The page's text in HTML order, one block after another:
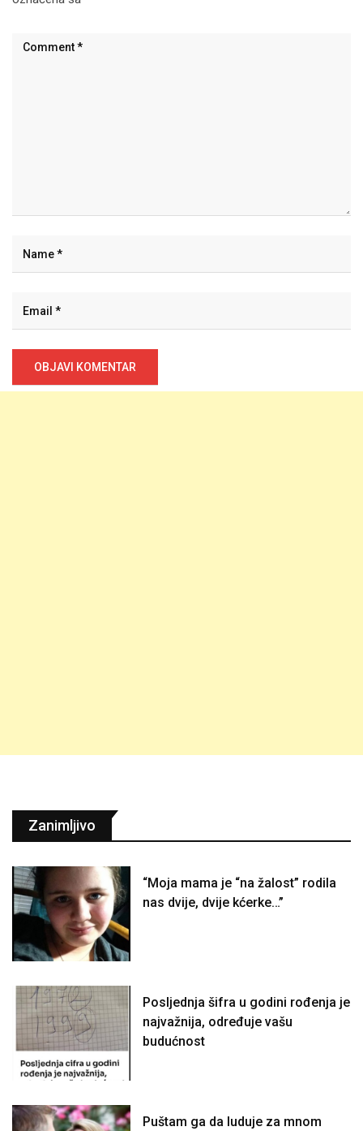
Zanimljivo
“Moja mama je “na žalost” rodila
nas dvije, dvije kćerke…”
Posljednja šifra u godini rođenja je
najvažnija, određuje vašu
budućnost
Puštam ga da luduje za mnom